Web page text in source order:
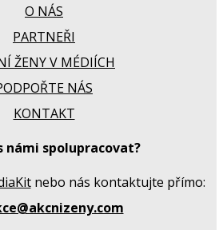
O NÁS
PARTNEŘI
ŽENY V MÉDIÍCH
NÁS
KONTAKT
námi spolupracovat?
nebo nás kontaktujte přímo: